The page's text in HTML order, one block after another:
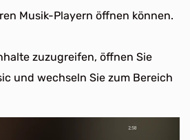
Musik-Playern öffnen können.
zuzugreifen, öffnen Sie
und wechseln Sie zum Bereich